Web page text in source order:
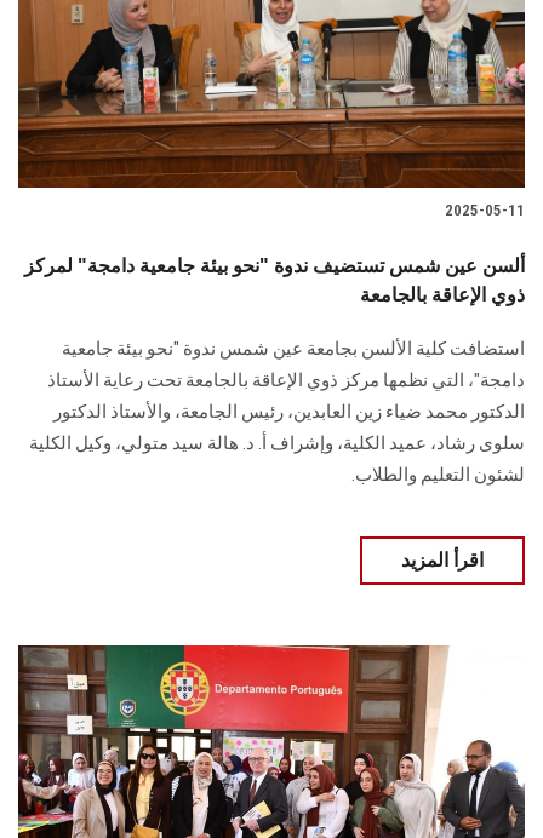
2025-05-11
ألسن عين شمس تستضيف ندوة "نحو بيئة جامعية دامجة" لمركز
ذوي الإعاقة بالجامعة
استضافت كلية الألسن بجامعة عين شمس ندوة "نحو بيئة جامعية
دامجة"، التي نظمها مركز ذوي الإعاقة بالجامعة تحت رعاية الأستاذ
الدكتور محمد ضياء زين العابدين، رئيس الجامعة، والأستاذ الدكتور
سلوى رشاد، عميد الكلية، وإشراف أ. د. هالة سيد متولي، وكيل الكلية
لشئون التعليم والطلاب.
اقرأ المزيد